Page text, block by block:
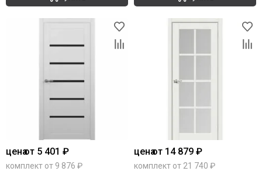
ценаот 5 401 ₽
комплект от 9 876 ₽
ценаот 14 879 ₽
комплект от 21 740 ₽